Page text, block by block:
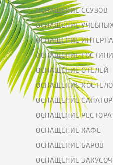
ОСНАЩЕНИЕ ССУЗОВ
ОСНАЩЕНИЕ
ОСНАЩЕНИЕ
ОСНАЩЕНИЕ
ОСНАЩЕНИЕ ОТЕЛЕЙ
ОСНАЩЕНИЕ
ОСНАЩЕНИЕ
ОСНАЩЕНИЕ
ОСНАЩЕНИЕ КАФЕ
ОСНАЩЕНИЕ БАРОВ
ОСНАЩЕНИЕ